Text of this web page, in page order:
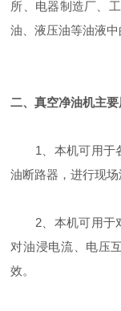
所、电器制造厂、
油、液压油等油液中
二、真空净油机主
1、本机可用于各
油断路器，进行现场
2、本机可用于对
对油浸电流、电压
效。